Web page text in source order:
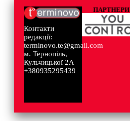
Контакти
редакції:
terminovo.te@gmail.com
м. Тернопіль,
Кульчицької 2А
+380935295439
ПАРТНЕРИ